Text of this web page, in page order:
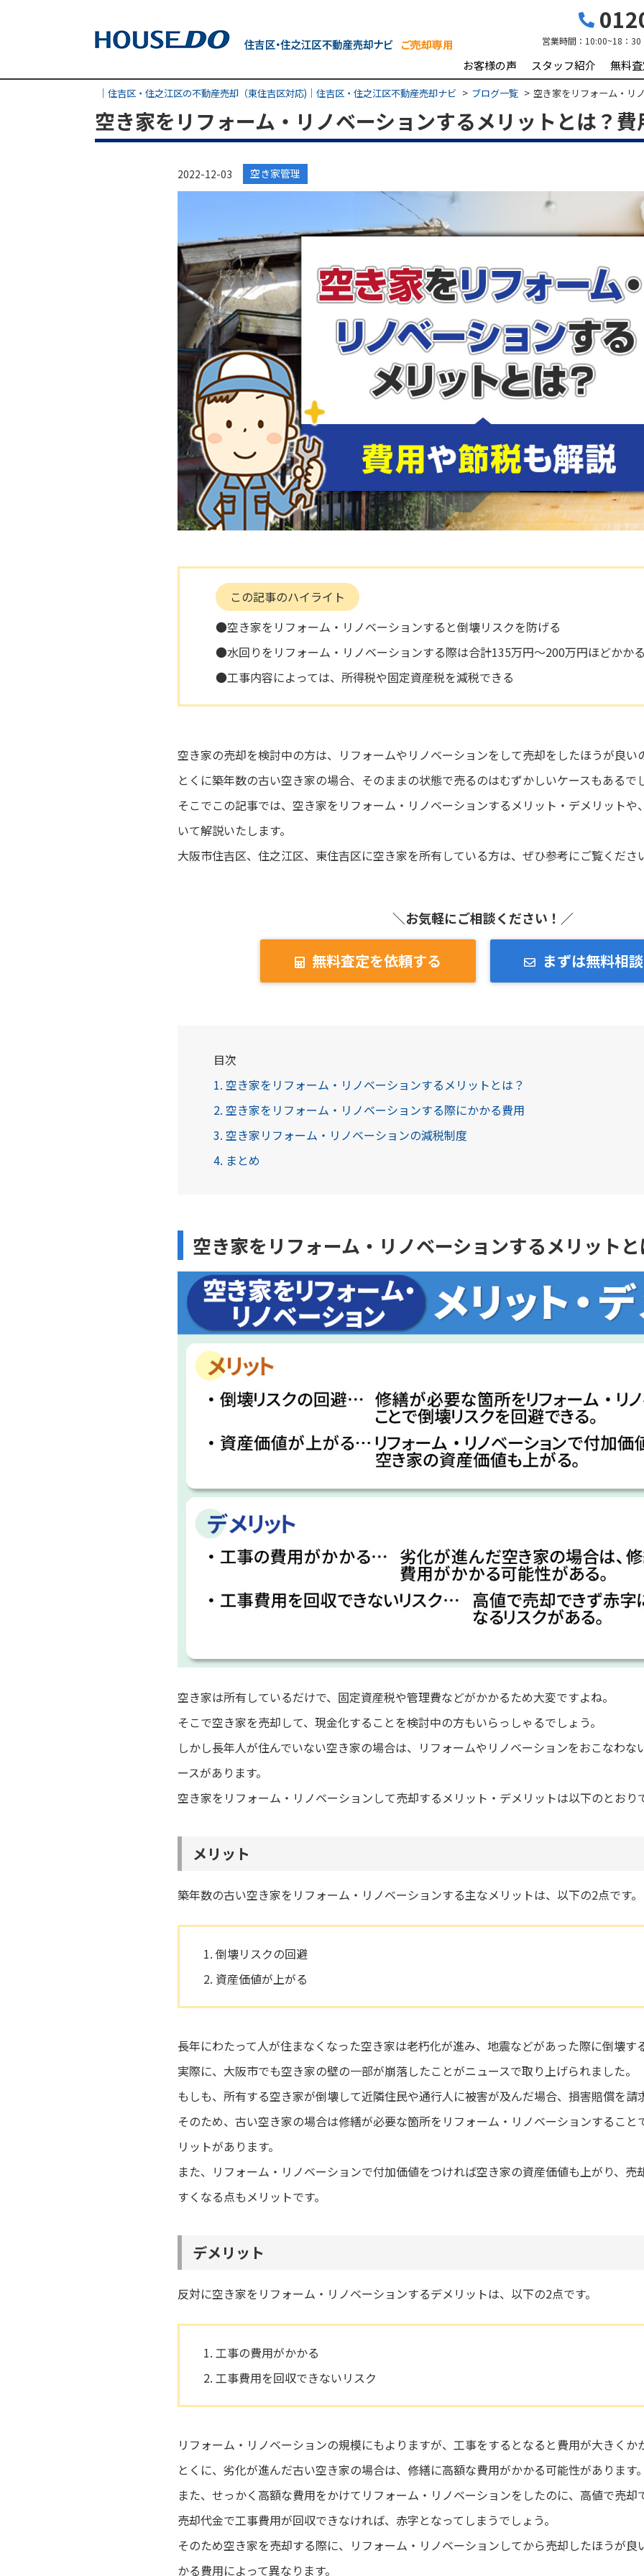
営業時間： 10:00~18：30
お客様の声 スタッフ紹介 無料
｜住吉区・住之江区の不動産売却（東住吉区対応)│住吉区・住之江区不動産売却ナビ ブログ一覧 空き家をリフォーム・リ
空き家をリフォーム・リノベーションするメリットとは？
2022-12-03 空き家管理
この記事のハイライト
●空き家をリフォーム・リノベーションすると倒壊リスクを防げる
●水回りをリフォーム・リノベーションする際は合計135万円～200万円ほどかか
●工事内容によっては、所得税や固定資産税を減税できる
空き家の売却を検討中の方は、リフォームやリノベーションをして売却をしたほうが良い
とくに築年数の古い空き家の場合、そのままの状態で売るのはむずかしいケースもあるで
そこでこの記事では、空き家をリフォーム・リノベーションするメリット・デメリット
いて解説いたします。
大阪市住吉区、住之江区、東住吉区に空き家を所有している方は、ぜひ参考にご覧くださ
＼お気軽にご相談ください！／
無料査定を依頼する まずは無料相
目次
1. 空き家をリフォーム・リノベーションするメリットとは？
2. 空き家をリフォーム・リノベーションする際にかかる費用
3. 空き家リフォーム・リノベーションの減税制度
4. まとめ
空き家をリフォーム・リノベーションするメリット
空き家は所有しているだけで、固定資産税や管理費などがかかるため大変ですよね。
そこで空き家を売却して、現金化することを検討中の方もいらっしゃるでしょう。
しかし長年人が住んでいない空き家の場合は、リフォームやリノベーションをおこなわな
ースがあります。
空き家をリフォーム・リノベーションして売却するメリット・デメリットは以下のとおり
メリット
築年数の古い空き家をリフォーム・リノベーションする主なメリットは、以下の2点です。
倒壊リスクの回避
資産価値が上がる
長年にわたって人が住まなくなった空き家は老朽化が進み、地震などがあった際に倒壊す
実際に、大阪市でも空き家の壁の一部が崩落したことがニュースで取り上げられました。
もしも、所有する空き家が倒壊して近隣住民や通行人に被害が及んだ場合、損害賠償を請
そのため、古い空き家の場合は修繕が必要な箇所をリフォーム・リノベーションするこ
リットがあります。
また、リフォーム・リノベーションで付加価値をつければ空き家の資産価値も上がり、売
すくなる点もメリットです。
デメリット
反対に空き家をリフォーム・リノベーションするデメリットは、以下の2点です。
工事の費用がかかる
工事費用を回収できないリスク
リフォーム・リノベーションの規模にもよりますが、工事をするとなると費用が大きくか
とくに、劣化が進んだ古い空き家の場合は、修繕に高額な費用がかかる可能性があります
また、せっかく高額な費用をかけてリフォーム・リノベーションをしたのに、高値で売却
売却代金で工事費用が回収できなければ、赤字となってしまうでしょう。
そのため空き家を売却する際に、リフォーム・リノベーションしてから売却したほうが良
かる費用によって異なります。